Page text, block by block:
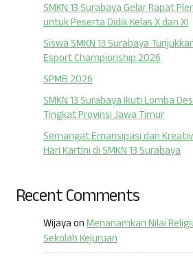
SMKN 13 Surabaya Gelar Rapat
untuk Peserta Didik Kelas X dan XI
Siswa SMKN 13 Surabaya
Esport Championship 2026
SPMB 2026
SMKN 13 Surabaya Ikuti Lomba
Tingkat Provinsi Jawa Timur
Semangat Emansipasi dan
Hari Kartini di SMKN 13 Surabaya
Recent Comments
WijayaonMenanamkan Nilai
Sekolah Kejuruan